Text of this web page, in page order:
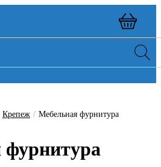
Крепеж / Мебельная фурнитура